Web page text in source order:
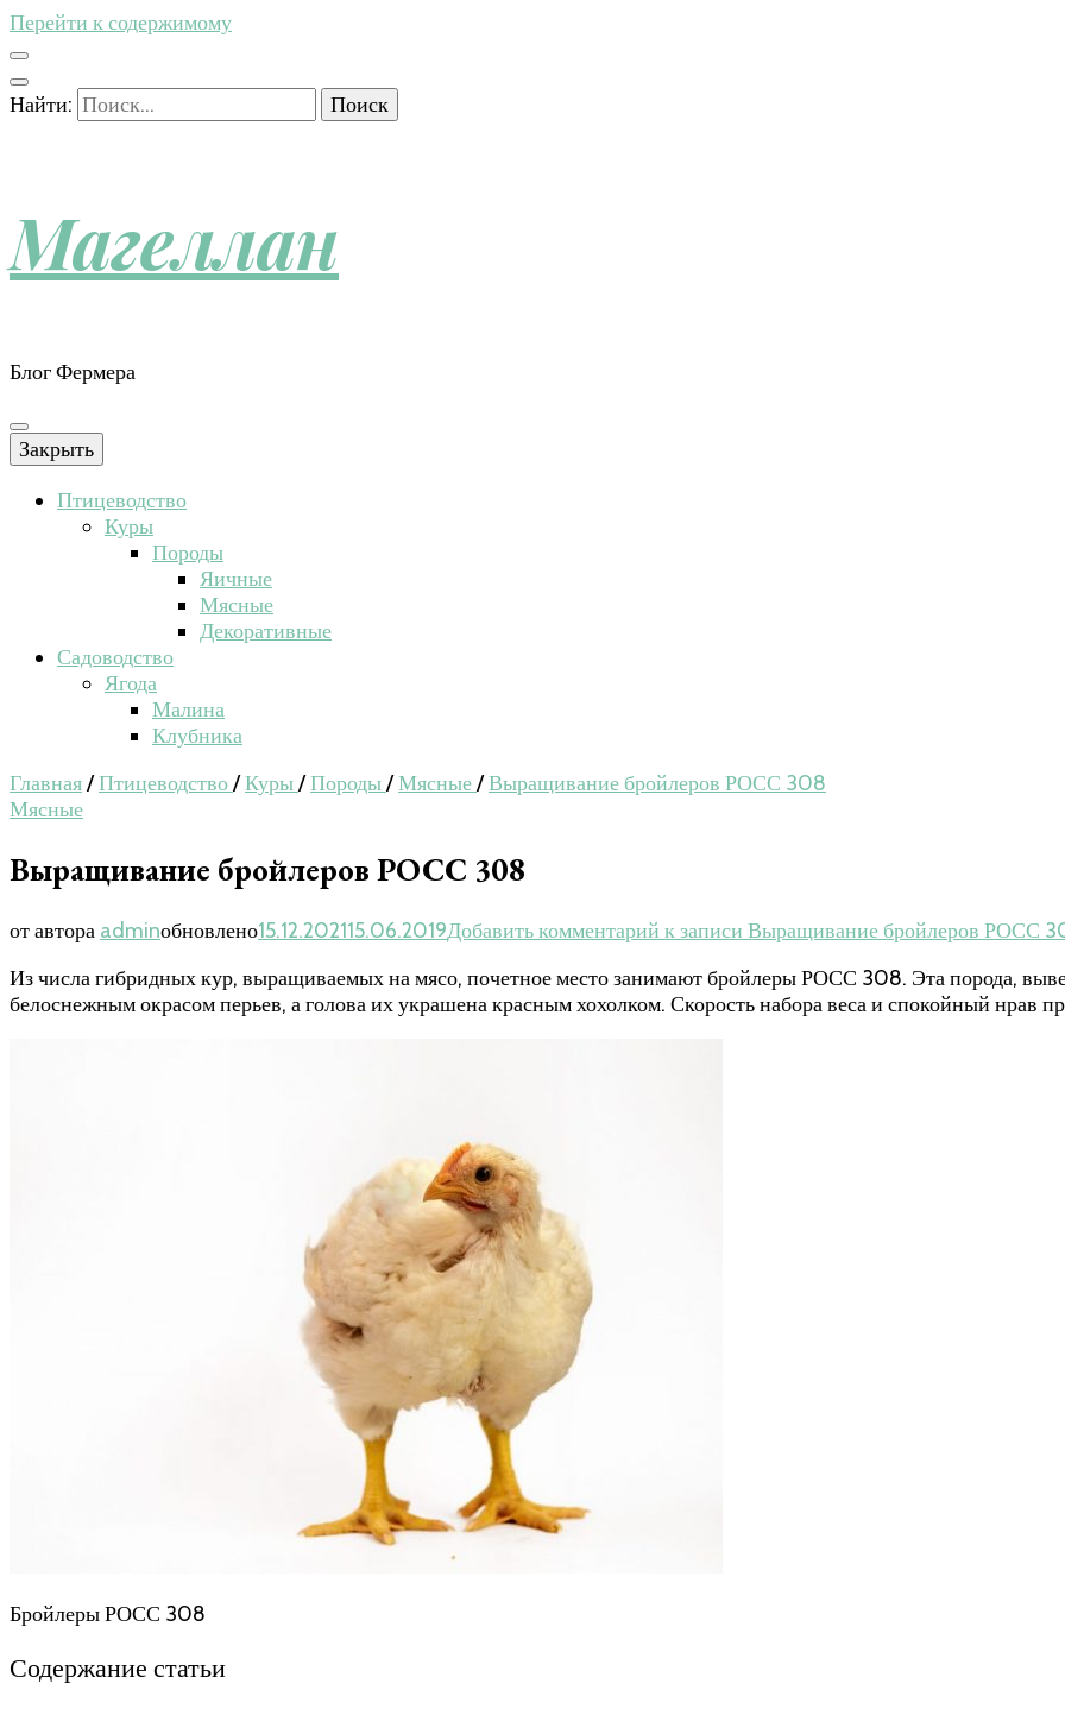
Перейти к содержимому
Найти:
Магеллан
Блог Фермера
Закрыть
Птицеводство
Куры
Породы
Яичные
Мясные
Декоративные
Садоводство
Ягода
Малина
Клубника
Главная/Птицеводство/Куры/Породы/Мясные/Выращивание бройлеров РОСС 308
Мясные
Выращивание бройлеров РОСС 308
от автора adminобновлено15.12.202115.06.2019Добавить комментарий к записи Выращивание бройлеров РОСС
Из числа гибридных кур, выращиваемых на мясо, почетное место занимают бройлеры РОСС 308. Эта порода,
белоснежным окрасом перьев, а голова их украшена красным хохолком. Скорость набора веса и спокойный нрав
Бройлеры РОСС 308
Содержание статьи